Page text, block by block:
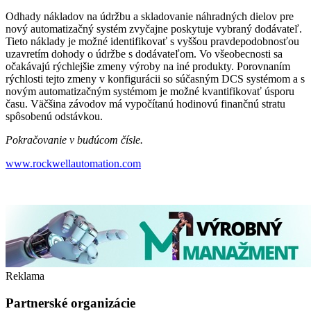
Odhady nákladov na údržbu a skladovanie náhradných dielov pre
nový automatizačný systém zvyčajne poskytuje vybraný dodávateľ.
Tieto náklady je možné identifikovať s vyššou pravdepodobnosťou
uzavretím dohody o údržbe s dodávateľom. Vo všeobecnosti sa
očakávajú rýchlejšie zmeny výroby na iné ­produkty. Porovnaním
rýchlosti tejto zmeny v konfigurácii so súčasným DCS systémom a s
novým automatizačným systémom je možné kvantifikovať úsporu
času. Väčšina závodov má vypočítanú hodinovú finančnú stratu
spôsobenú odstávkou.
Pokračovanie v budúcom čísle.
www.rockwellautomation.com
Reklama
Partnerské organizácie